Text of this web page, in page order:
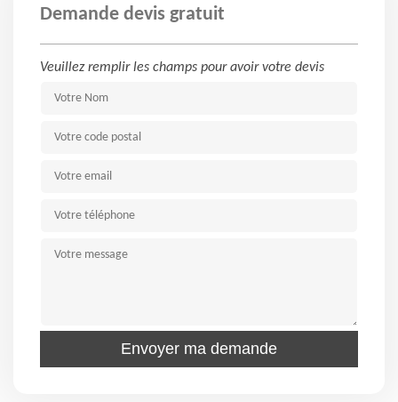
Demande devis gratuit
Veuillez remplir les champs pour avoir votre devis